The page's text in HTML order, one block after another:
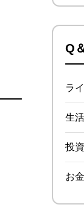
Q
ラ
生活
投
お